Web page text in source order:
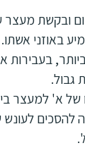
ובקשת מעצר
באוזני אשתו.
בעבירות
גבול.
א' למעצר
להסכים